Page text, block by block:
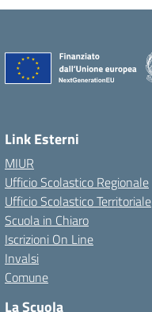
Link Esterni
MIUR
Ufficio Scolastico Regionale
Ufficio Scolastico Territoriale
Scuola in Chiaro
Iscrizioni On Line
Invalsi
Comune
La Scuola